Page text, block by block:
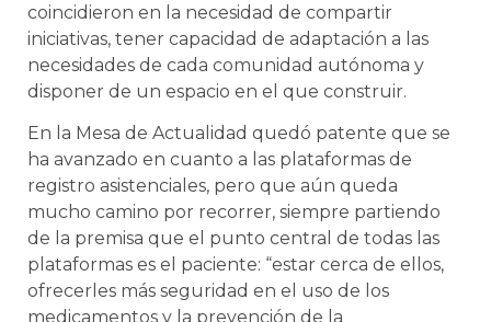
coincidieron en la necesidad de compartir
iniciativas, tener capacidad de adaptación a las
necesidades de cada comunidad autónoma y
disponer de un espacio en el que construir.
En la Mesa de Actualidad quedó patente que se
ha avanzado en cuanto a las plataformas de
registro asistenciales, pero que aún queda
mucho camino por recorrer, siempre partiendo
de la premisa que el punto central de todas las
plataformas es el paciente: “estar cerca de ellos,
ofrecerles más seguridad en el uso de los
medicamentos y la prevención de la